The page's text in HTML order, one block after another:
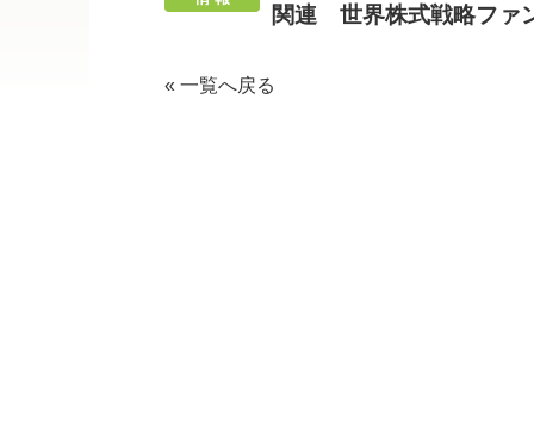
関連 世界株式戦
« 一覧へ戻る